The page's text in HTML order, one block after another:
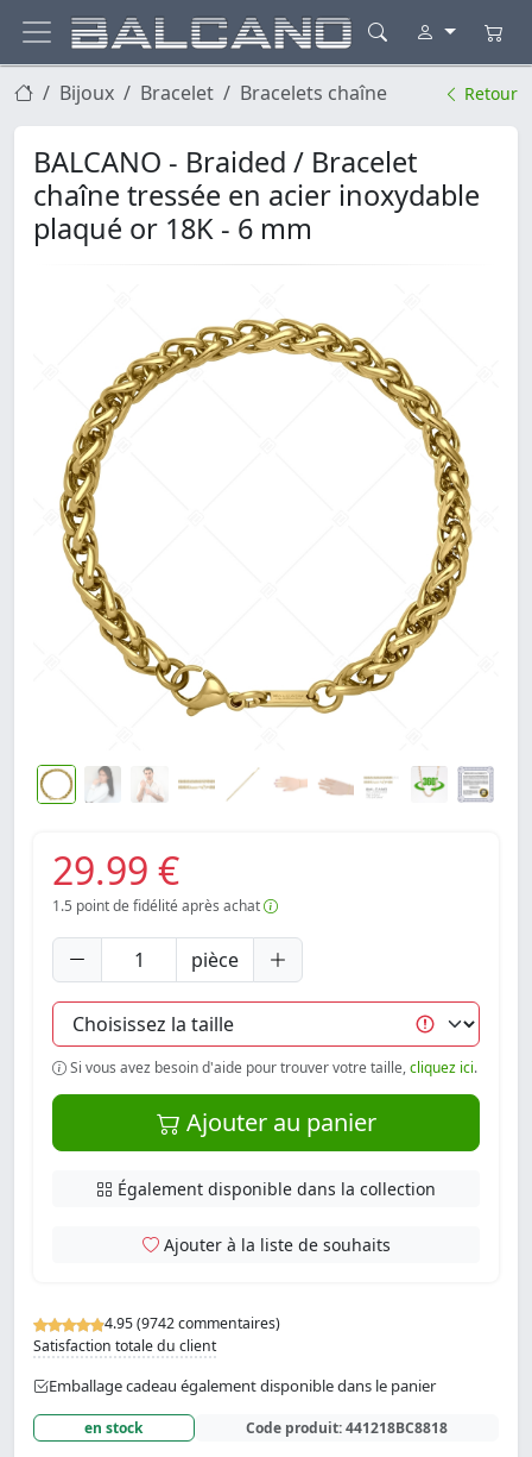
Bijoux Bracelet Bracelets chaîne Retour
BALCANO - Braided / Bracelet
chaîne tressée en acier inoxydable
plaqué or 18K - 6 mm
4.95 (9742 commentaires)
Satisfaction totale du client
Emballage cadeau également disponible dans le panier
en stock Code produit:441218BC8818
29.99 €
1.5 point de fidélité après achat
pièce
Si vous avez besoin d'aide pour trouver votre taille,cliquez ici.
Ajouter au panier
Également disponible dans la collection
Ajouter à la liste de souhaits